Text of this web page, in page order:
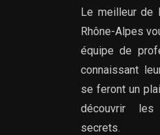
Le meilleur de
Rhône-Alpes
équipe de
connaissant
se feront un
découvrir
secrets.